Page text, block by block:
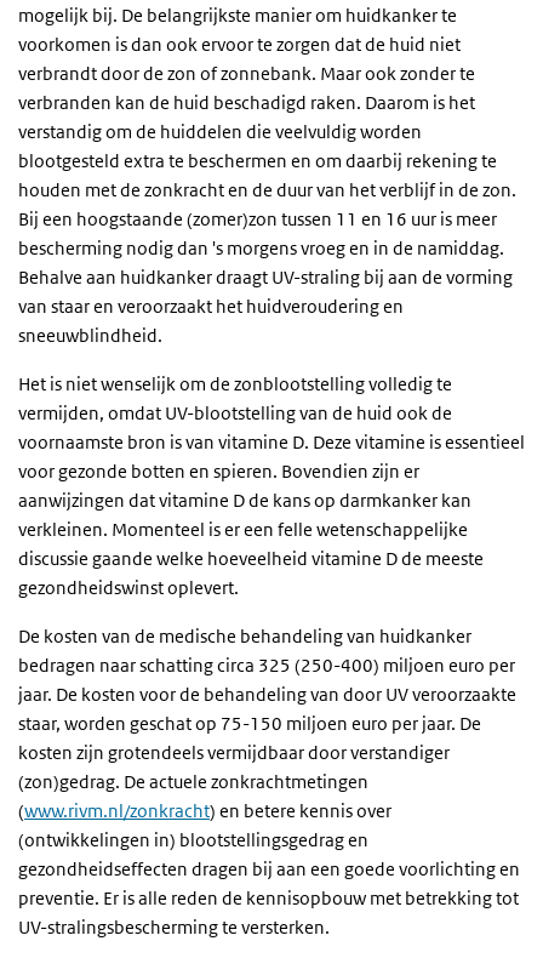
mogelijk bij. De belangrijkste manier om huidkanker te
voorkomen is dan ook ervoor te zorgen dat de huid niet
verbrandt door de zon of zonnebank. Maar ook zonder te
verbranden kan de huid beschadigd raken. Daarom is het
verstandig om de huiddelen die veelvuldig worden
blootgesteld extra te beschermen en om daarbij rekening te
houden met de zonkracht en de duur van het verblijf in de zon.
Bij een hoogstaande (zomer)zon tussen 11 en 16 uur is meer
bescherming nodig dan 's morgens vroeg en in de namiddag.
Behalve aan huidkanker draagt UV-straling bij aan de vorming
van staar en veroorzaakt het huidveroudering en
sneeuwblindheid.
Het is niet wenselijk om de zonblootstelling volledig te
vermijden, omdat UV-blootstelling van de huid ook de
voornaamste bron is van vitamine D. Deze vitamine is essentieel
voor gezonde botten en spieren. Bovendien zijn er
aanwijzingen dat vitamine D de kans op darmkanker kan
verkleinen. Momenteel is er een felle wetenschappelijke
discussie gaande welke hoeveelheid vitamine D de meeste
gezondheidswinst oplevert.
De kosten van de medische behandeling van huidkanker
bedragen naar schatting circa 325 (250-400) miljoen euro per
jaar. De kosten voor de behandeling van door UV veroorzaakte
staar, worden geschat op 75-150 miljoen euro per jaar. De
kosten zijn grotendeels vermijdbaar door verstandiger
(zon)gedrag. De actuele zonkrachtmetingen
(www.rivm.nl/zonkracht) en betere kennis over
(ontwikkelingen in) blootstellingsgedrag en
gezondheidseffecten dragen bij aan een goede voorlichting en
preventie. Er is alle reden de kennisopbouw met betrekking tot
UV-stralingsbescherming te versterken.